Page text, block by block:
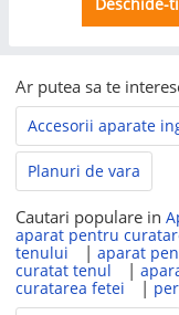
Ar putea sa te
Accesorii aparate
Planuri de vara
Cautari populare in
aparat pentru
tenului
| aparat
curatat tenul
|
curatarea fetei
|